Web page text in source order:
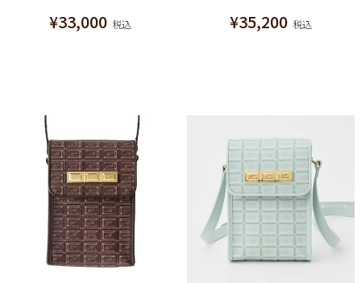
¥33,000 税込 ¥35,200 税込